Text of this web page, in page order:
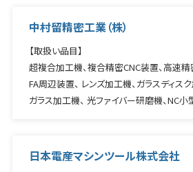
中村留精密工業（株）
【取扱い品目】
超複合加工機、複合精密CNC装置、高速精
FA周辺装置、 レンズ加工機、ガラスディス
ガラス加工機、 光ファイバー研磨機、NC
日本電産マシンツール株式会社